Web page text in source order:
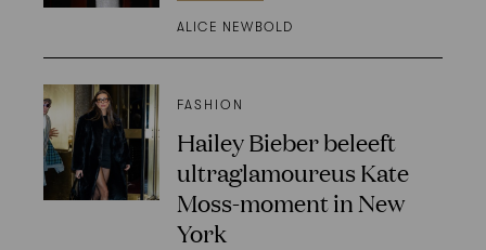
ALICE NEWBOLD
FASHION
Hailey Bieber beleeft
ultraglamoureus Kate
Moss-moment in New
York